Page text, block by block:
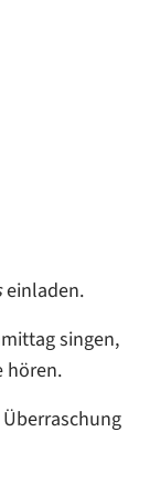
einladen.
singen,
hören.